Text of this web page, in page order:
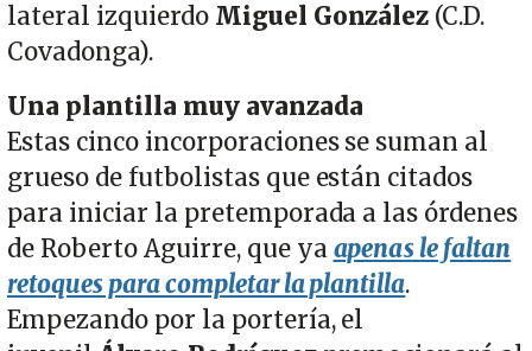
lateral izquierdo Miguel González (C.D.
Covadonga).
Una plantilla muy avanzada
Estas cinco incorporaciones se suman al
grueso de futbolistas que están citados
para iniciar la pretemporada a las órdenes
de Roberto Aguirre, que yaapenas le faltan
retoques para completar la plantilla.
Empezando por la portería, el